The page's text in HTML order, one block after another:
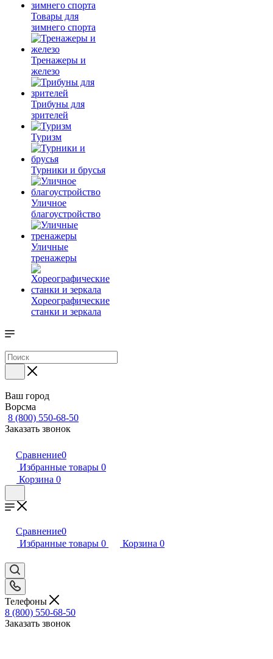
Товары для
зимнего спорта
Тренажеры и
железо
Трибуны для
зрителей
Туризм
Турники и брусья
Уличное
благоустройство
Уличные
тренажеры
Хореографические
станки и зеркала
Ваш город
Ворсма
8 (800) 550-68-50
Заказать звонок
Сравнение0
Избранные товары 0
Корзина 0
Сравнение0
Избранные товары 0 Корзина 0
Телефоны
8 (800) 550-68-50
Заказать звонок